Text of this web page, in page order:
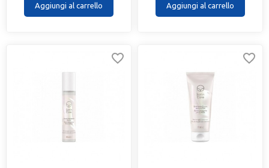
Aggiungi al carrello Aggiungi al carrello